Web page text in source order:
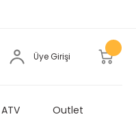
Üye Girişi
ATV Outlet